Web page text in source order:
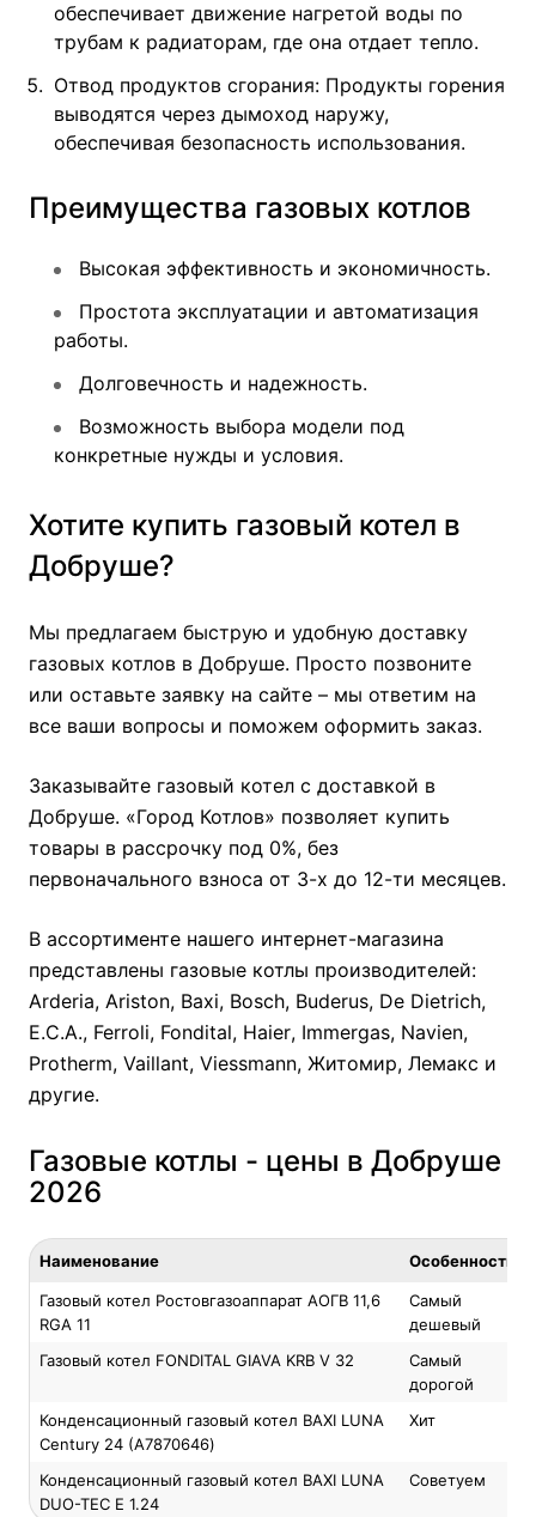
обеспечивает движение нагретой воды по
трубам к радиаторам, где она отдает тепло.
Отвод продуктов сгорания: Продукты горения
выводятся через дымоход наружу,
обеспечивая безопасность использования.
Преимущества газовых котлов
Высокая эффективность и экономичность.
Простота эксплуатации и автоматизация
работы.
Долговечность и надежность.
Возможность выбора модели под
конкретные нужды и условия.
Хотите купить газовый котел в
Добруше?
Мы предлагаем быструю и удобную доставку
газовых котлов в Добруше. Просто позвоните
или оставьте заявку на сайте – мы ответим на
все ваши вопросы и поможем оформить заказ.
Заказывайте газовый котел с доставкой в
Добруше. «Город Котлов» позволяет купить
товары в рассрочку под 0%, без
первоначального взноса от 3-х до 12-ти месяцев.
В ассортименте нашего интернет-магазина
представлены газовые котлы производителей:
Arderia, Ariston, Baxi, Bosch, Buderus, De Dietrich,
E.C.A., Ferroli, Fondital, Haier, Immergas, Navien,
Protherm, Vaillant, Viessmann, Житомир, Лемакс и
другие.
Газовые котлы - цены в Добруше
2026
Наименование Особенность
Газовый котел Ростовгазоаппарат АОГВ 11,6
RGA 11
Самый
дешевый
Газовый котел FONDITAL GIAVA KRB V 32
Самый
дорогой
Конденсационный газовый котел BAXI LUNA
Century 24 (А7870646)
Хит
Конденсационный газовый котел BAXI LUNA
DUO-TEC E 1.24
Советуем